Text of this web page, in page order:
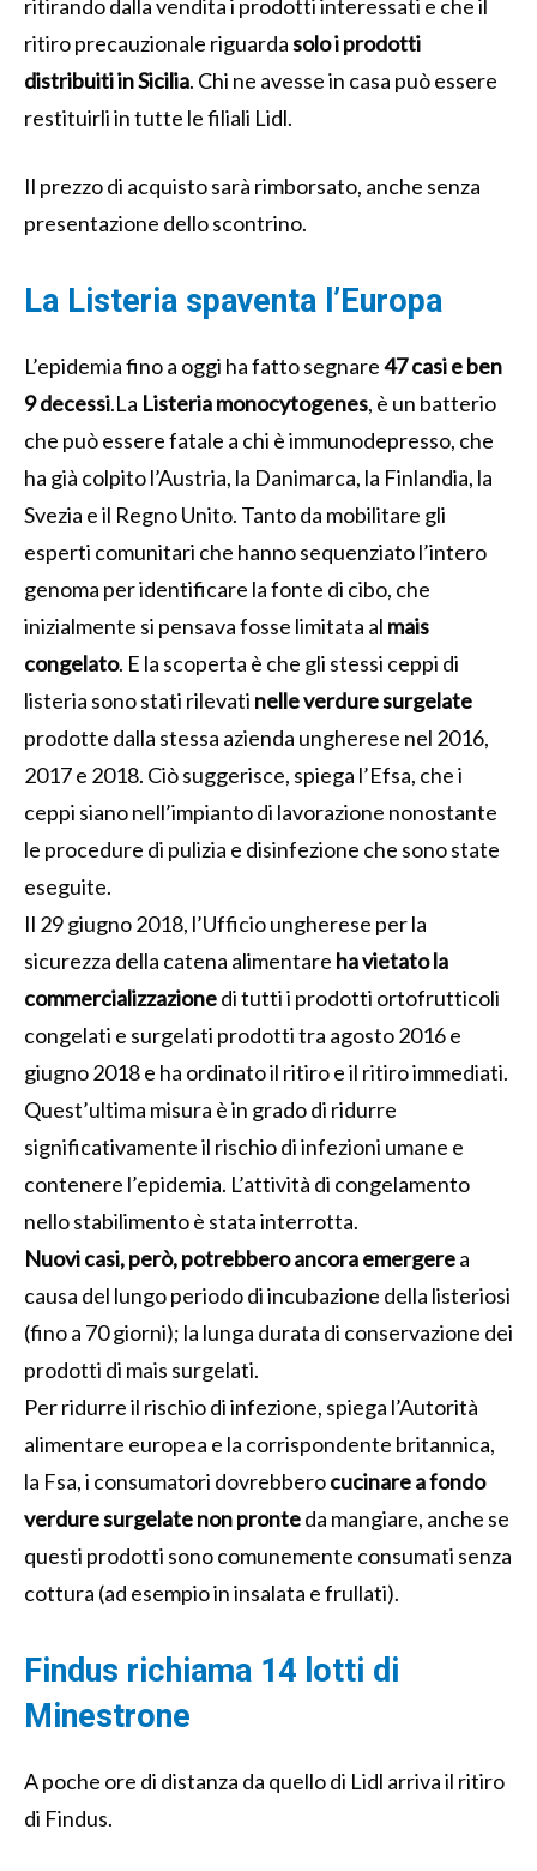
ritirando dalla vendita i prodotti interessati e che il
ritiro precauzionale riguardasolo i prodotti
distribuiti in Sicilia. Chi ne avesse in casa può essere
restituirli in tutte le filiali Lidl.
Il prezzo di acquisto sarà rimborsato, anche senza
presentazione dello scontrino.
La Listeria spaventa l’Europa
L’epidemia fino a oggi ha fatto segnare47 casi e ben
9 decessi.La Listeria monocytogenes, è un batterio
che può essere fatale a chi è immunodepresso, che
ha già colpito l’Austria, la Danimarca, la Finlandia, la
Svezia e il Regno Unito. Tanto da mobilitare gli
esperti comunitari che hanno sequenziato l’intero
genoma per identificare la fonte di cibo, che
inizialmente si pensava fosse limitata al mais
congelato. E la scoperta è che gli stessi ceppi di
listeria sono stati rilevati nelle verdure surgelate
prodotte dalla stessa azienda ungherese nel 2016,
2017 e 2018. Ciò suggerisce, spiega l’Efsa, che i
ceppi siano nell’impianto di lavorazione nonostante
le procedure di pulizia e disinfezione che sono state
eseguite.
Il 29 giugno 2018, l’Ufficio ungherese per la
sicurezza della catena alimentare ha vietato la
commercializzazionedi tutti i prodotti ortofrutticoli
congelati e surgelati prodotti tra agosto 2016 e
giugno 2018 e ha ordinato il ritiro e il ritiro immediati.
Quest’ultima misura è in grado di ridurre
significativamente il rischio di infezioni umane e
contenere l’epidemia. L’attività di congelamento
nello stabilimento è stata interrotta.
Nuovi casi, però, potrebbero ancora emergerea
causa del lungo periodo di incubazione della listeriosi
(fino a 70 giorni); la lunga durata di conservazione dei
prodotti di mais surgelati.
Per ridurre il rischio di infezione, spiega l’Autorità
alimentare europea e la corrispondente britannica,
la Fsa, i consumatori dovrebberocucinare a fondo
verdure surgelate non pronteda mangiare, anche se
questi prodotti sono comunemente consumati senza
cottura (ad esempio in insalata e frullati).
Findus richiama 14 lotti di
Minestrone
A poche ore di distanza da quello di Lidl arriva il ritiro
di Findus.